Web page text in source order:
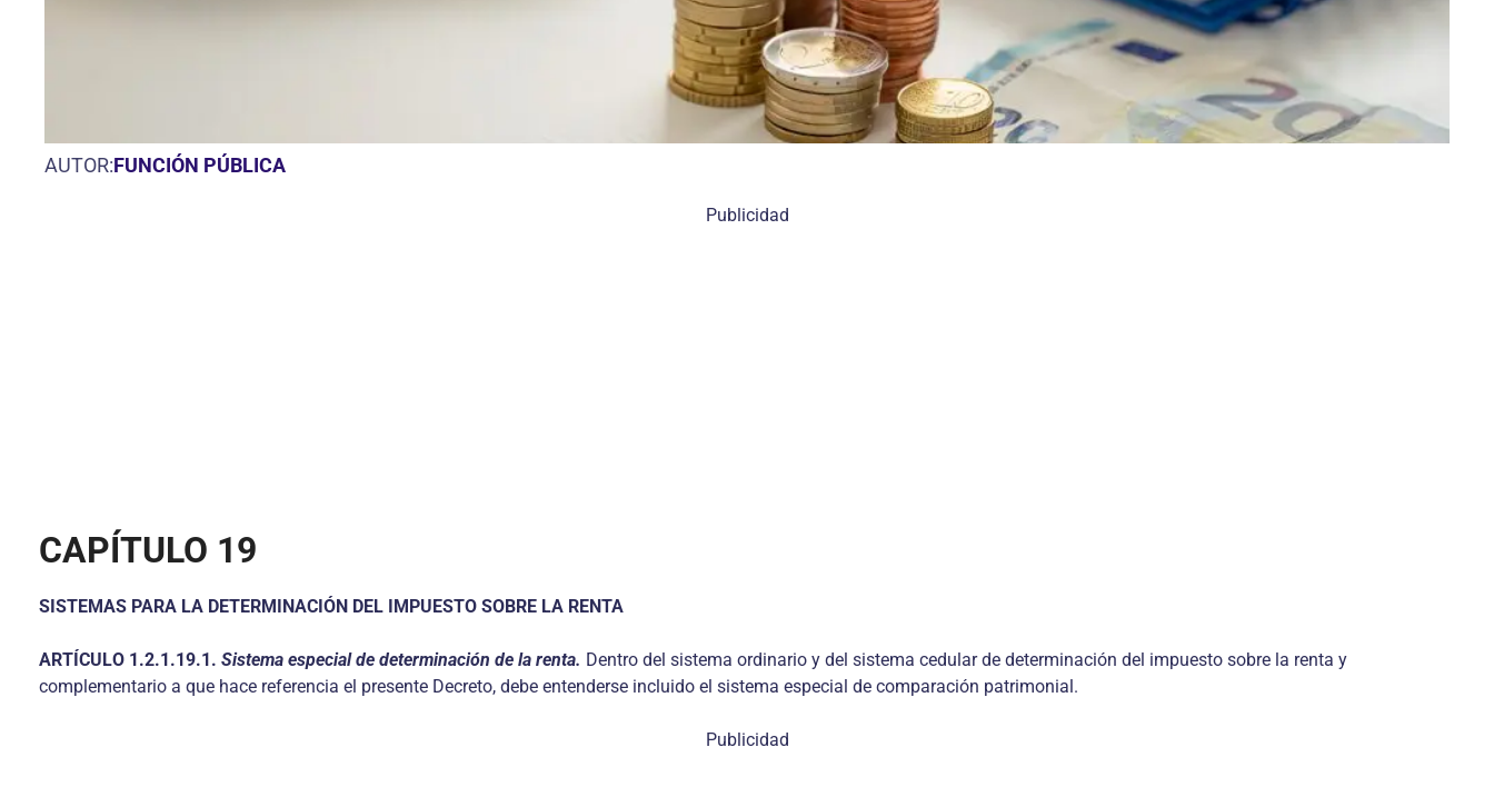
AUTOR:FUNCIÓN PÚBLICA
Publicidad
CAPÍTULO 19
SISTEMAS PARA LA DETERMINACIÓN DEL IMPUESTO SOBRE LA RENTA
ARTÍCULO 1.2.1.19.1. Sistema especial de determinación de la renta. Dentro del sistema ordinario y del sistema cedular de determinación del impuesto sobre la renta y
complementario a que hace referencia el presente Decreto, debe entenderse incluido el sistema especial de comparación patrimonial.
Publicidad